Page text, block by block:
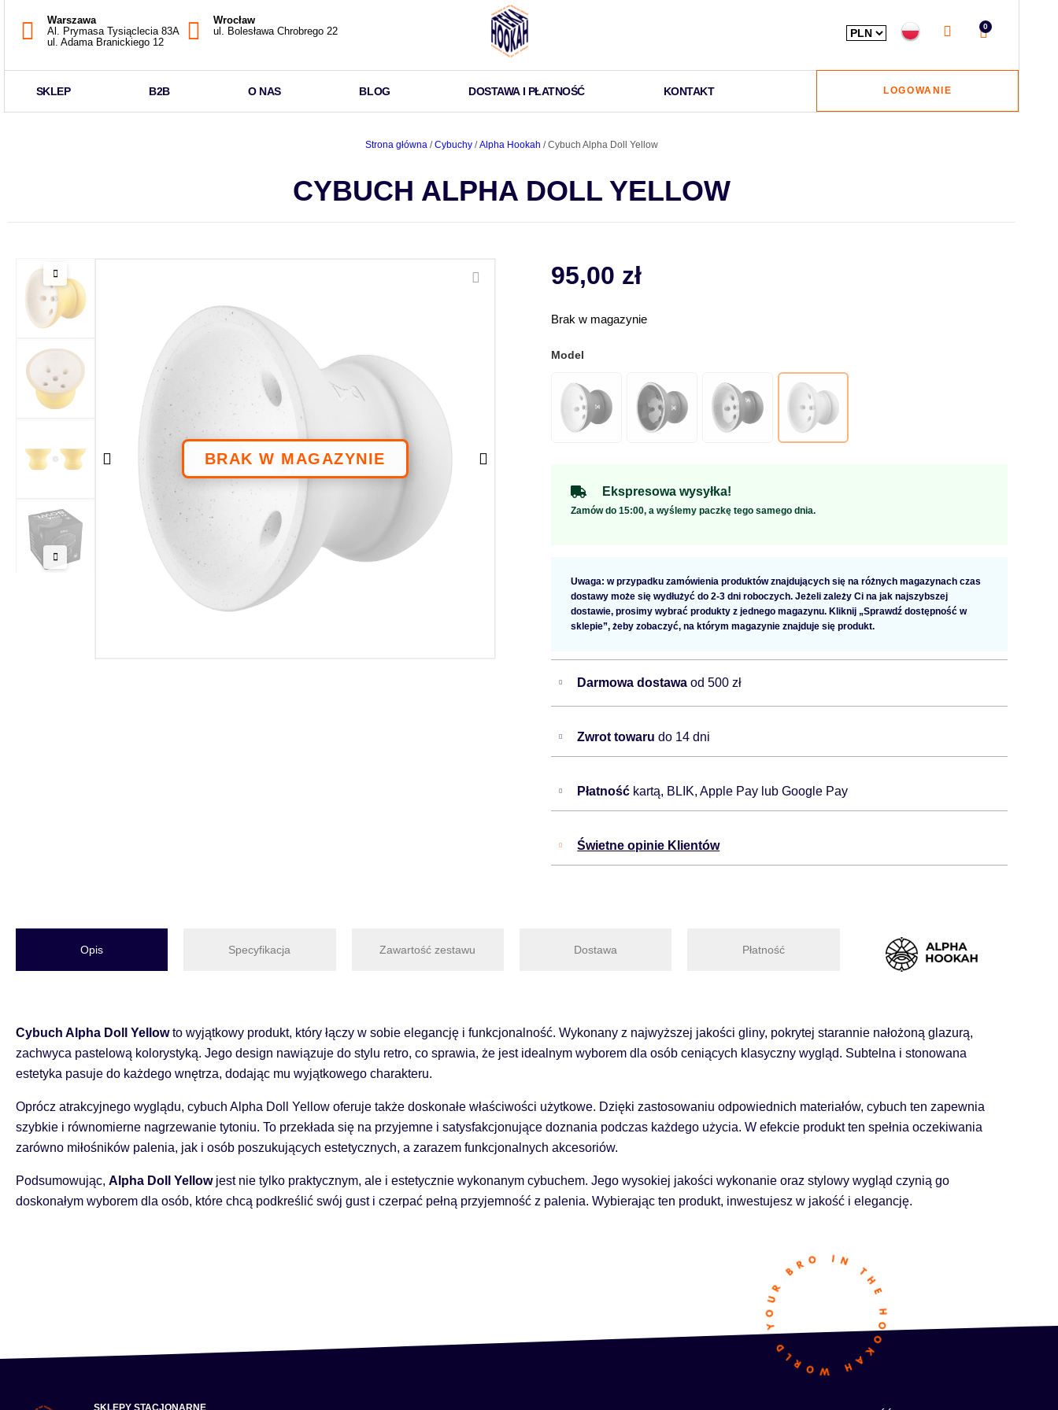
Warszawa
Al. Prymasa Tysiąclecia 83A
ul. Adama Branickiego 12
Wrocław
ul. Bolesława Chrobrego 22
0
SKLEP B2B O NAS BLOG DOSTAWA I PŁATNOŚĆ KONTAKT LOGOWANIE
Strona główna /Cybuchy /Alpha Hookah / Cybuch Alpha Doll Yellow
CYBUCH ALPHA DOLL YELLOW
95,00 zł
Brak w magazynie
Ekspresowa wysyłka!
Zamów do 15:00, a wyślemy paczkę tego samego dnia.
Uwaga: w przypadku zamówienia produktów znajdujących się na różnych magazynach czas
dostawy może się wydłużyć do 2-3 dni roboczych. Jeżeli zależy Ci na jak najszybszej
dostawie, prosimy wybrać produkty z jednego magazynu. Kliknij „Sprawdź dostępność w
sklepie”, żeby zobaczyć, na którym magazynie znajduje się produkt.
Darmowa dostawaod 500 zł
Zwrot towarudo 14 dni
Płatność kartą, BLIK, Apple Pay lub Google Pay
Świetne opinie Klientów
Opis Specyfikacja Zawartość zestawu Dostawa Płatność
Cybuch Alpha Doll Yellowto wyjątkowy produkt, który łączy w sobie elegancję i funkcjonalność. Wykonany z najwyższej jakości gliny, pokrytej starannie nałożoną glazurą,
zachwyca pastelową kolorystyką. Jego design nawiązuje do stylu retro, co sprawia, że jest idealnym wyborem dla osób ceniących klasyczny wygląd. Subtelna i stonowana
estetyka pasuje do każdego wnętrza, dodając mu wyjątkowego charakteru.
Oprócz atrakcyjnego wyglądu, cybuch Alpha Doll Yellow oferuje także doskonałe właściwości użytkowe. Dzięki zastosowaniu odpowiednich materiałów, cybuch ten zapewnia
szybkie i równomierne nagrzewanie tytoniu. To przekłada się na przyjemne i satysfakcjonujące doznania podczas każdego użycia. W efekcie produkt ten spełnia oczekiwania
zarówno miłośników palenia, jak i osób poszukujących estetycznych, a zarazem funkcjonalnych akcesoriów.
Podsumowując, Alpha Doll Yellowjest nie tylko praktycznym, ale i estetycznie wykonanym cybuchem. Jego wysokiej jakości wykonanie oraz stylowy wygląd czynią go
doskonałym wyborem dla osób, które chcą podkreślić swój gust i czerpać pełną przyjemność z palenia. Wybierając ten produkt, inwestujesz w jakość i elegancję.